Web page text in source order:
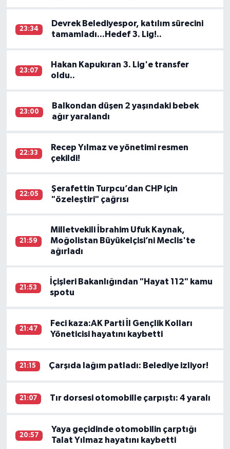
23:34
Devrek Belediyespor, katılım sürecini
tamamladı...Hedef 3. Lig!..
23:07
Hakan Kapukıran 3. Lig'e transfer
oldu..
23:00
Balkondan düşen 2 yaşındaki bebek
ağır yaralandı
22:33
Recep Yılmaz ve yönetimi resmen
çekildi!
22:05
Şerafettin Turpcu’dan CHP için
"özeleştiri" çağrısı
21:59
Milletvekili İbrahim Ufuk Kaynak,
Moğolistan Büyükelçisi’ni Meclis'te
ağırladı
21:53
İçişleri Bakanlığından "Hayat 112" kamu
spotu
21:47
Feci kaza:AK Parti İl Gençlik Kolları
Yöneticisi hayatını kaybetti
21:15 Çarşıda lağım patladı: Belediye izliyor!
21:07 Tır dorsesi otomobille çarpıştı: 4 yaralı
20:57
Yaya geçidinde otomobilin çarptığı
Talat Yılmaz hayatını kaybetti